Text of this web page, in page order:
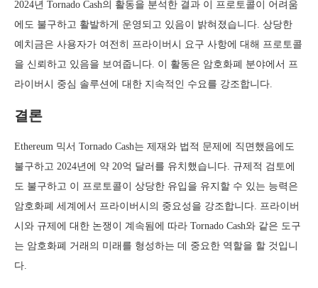
2024년 Tornado Cash의 활동을 분석한 결과 이 프로토콜이 어려움
에도 불구하고 활발하게 운영되고 있음이 밝혀졌습니다. 상당한
예치금은 사용자가 여전히 프라이버시 요구 사항에 대해 프로토콜
을 신뢰하고 있음을 보여줍니다. 이 활동은 암호화폐 분야에서 프
라이버시 중심 솔루션에 대한 지속적인 수요를 강조합니다.
결론
Ethereum 믹서 Tornado Cash는 제재와 법적 문제에 직면했음에도
불구하고 2024년에 약 20억 달러를 유치했습니다. 규제적 검토에
도 불구하고 이 프로토콜이 상당한 유입을 유지할 수 있는 능력은
암호화폐 세계에서 프라이버시의 중요성을 강조합니다. 프라이버
시와 규제에 대한 논쟁이 계속됨에 따라 Tornado Cash와 같은 도구
는 암호화폐 거래의 미래를 형성하는 데 중요한 역할을 할 것입니
다.